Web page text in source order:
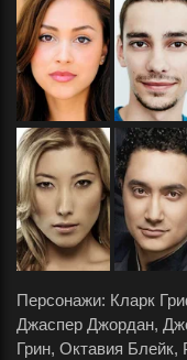
Персонажи: Кларк
Джаспер Джордан,
Грин, Октавия